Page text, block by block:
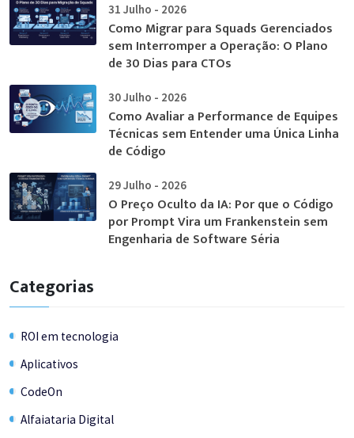
31 Julho - 2026
Como Migrar para Squads Gerenciados
sem Interromper a Operação: O Plano
de 30 Dias para CTOs
30 Julho - 2026
Como Avaliar a Performance de Equipes
Técnicas sem Entender uma Única Linha
de Código
29 Julho - 2026
O Preço Oculto da IA: Por que o Código
por Prompt Vira um Frankenstein sem
Engenharia de Software Séria
Categorias
ROI em tecnologia
Aplicativos
CodeOn
Alfaiataria Digital